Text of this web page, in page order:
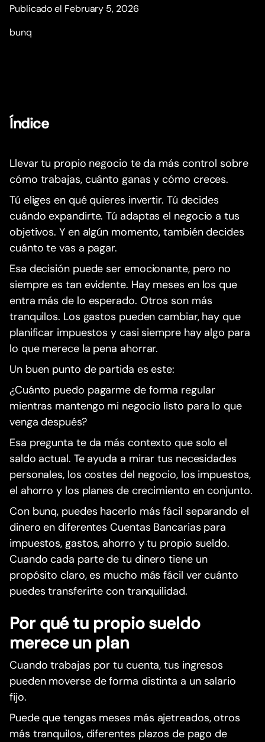
Publicado el February 5, 2026
bunq
Índice
Llevar tu propio negocio te da más control sobre
cómo trabajas, cuánto ganas y cómo creces.
Tú eliges en qué quieres invertir. Tú decides
cuándo expandirte. Tú adaptas el negocio a tus
objetivos. Y en algún momento, también decides
cuánto te vas a pagar.
Esa decisión puede ser emocionante, pero no
siempre es tan evidente. Hay meses en los que
entra más de lo esperado. Otros son más
tranquilos. Los gastos pueden cambiar, hay que
planificar impuestos y casi siempre hay algo para
lo que merece la pena ahorrar.
Un buen punto de partida es este:
¿Cuánto puedo pagarme de forma regular
mientras mantengo mi negocio listo para lo que
venga después?
Esa pregunta te da más contexto que solo el
saldo actual. Te ayuda a mirar tus necesidades
personales, los costes del negocio, los impuestos,
el ahorro y los planes de crecimiento en conjunto.
Con bunq, puedes hacerlo más fácil separando el
dinero en diferentes Cuentas Bancarias para
impuestos, gastos, ahorro y tu propio sueldo.
Cuando cada parte de tu dinero tiene un
propósito claro, es mucho más fácil ver cuánto
puedes transferirte con tranquilidad.
Por qué tu propio sueldo
merece un plan
Cuando trabajas por tu cuenta, tus ingresos
pueden moverse de forma distinta a un salario
fijo.
Puede que tengas meses más ajetreados, otros
más tranquilos, diferentes plazos de pago de